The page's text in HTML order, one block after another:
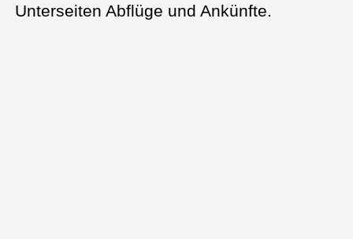
Unterseiten Abflüge und Ankünfte.